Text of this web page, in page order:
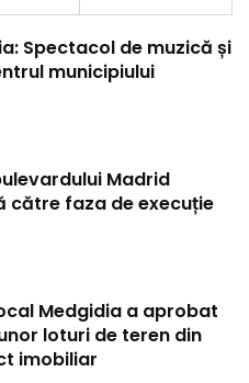
Spectacol de muzică și
municipiului
Madrid
către faza de execuție
Medgidia a aprobat
loturi de teren din
imobiliar